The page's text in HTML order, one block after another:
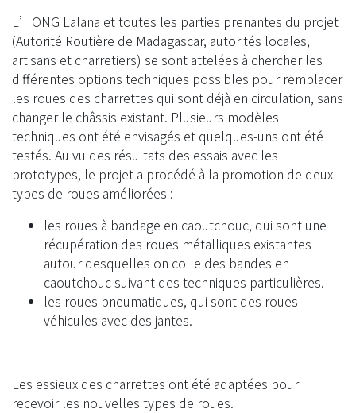
L’ONG Lalana et toutes les parties prenantes du projet
(Autorité Routière de Madagascar, autorités locales,
artisans et charretiers) se sont attelées à chercher les
différentes options techniques possibles pour remplacer
les roues des charrettes qui sont déjà en circulation, sans
changer le châssis existant. Plusieurs modèles
techniques ont été envisagés et quelques-uns ont été
testés. Au vu des résultats des essais avec les
prototypes, le projet a procédé à la promotion de deux
types de roues améliorées :
les roues à bandage en caoutchouc, qui sont une
récupération des roues métalliques existantes
autour desquelles on colle des bandes en
caoutchouc suivant des techniques particulières.
les roues pneumatiques, qui sont des roues
véhicules avec des jantes.
Les essieux des charrettes ont été adaptées pour
recevoir les nouvelles types de roues.